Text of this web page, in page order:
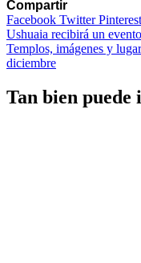
Compartir
Facebook TwitterPinterest
Navegación
de
Ushuaia recibirá un
Templos, imágenes y
diciembre
Tan bien puede